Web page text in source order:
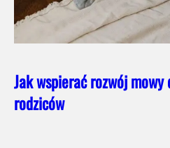
Jak wspierać rozwój
rodziców